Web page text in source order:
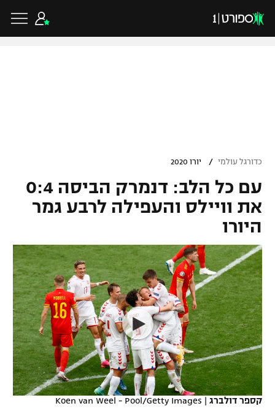
VOD
רץ ברשת
תוצאות
גביע הטוטו
ליגיונרים
גביע המדינה
נבחרת ישראל
מכבי חיפה
בית"ר ירושלים
מכבי תל אביב
הפועל תל אביב
ליגת האלופות
ליגה אירופית
ליגה אנגלית
ליגה גרמנית
ליגה ספרדית
ליגה איטלקית
ליגה צרפתית
ליגה הולנדית
כדורסל ישראלי
ליגת ווינר סל
ליגה לאומית
כדורסל נשים
מכבי תל אביב
הפועל חולון
הפועל ירושלים
דני אבדיה
כדורסל עולמי
NBA
יורוליג
יורוקאפ
ענפים נוספים
טניס
כדוריד
כדורעף
שחייה
כדורגל עולמי / יורו 2020
עם כל הלב: דנמרק הביסה 0:4
את וויילס והעפילה לרבע גמר
היורו
קספר דולברג |
Koen van Weel - Pool/Getty Images